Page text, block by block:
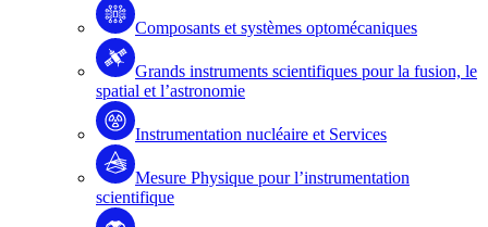
Composants et systèmes optomécaniques
Grands instruments scientifiques pour la fusion, le
spatial et l’astronomie
Instrumentation nucléaire et Services
Mesure Physique pour l’instrumentation
scientifique